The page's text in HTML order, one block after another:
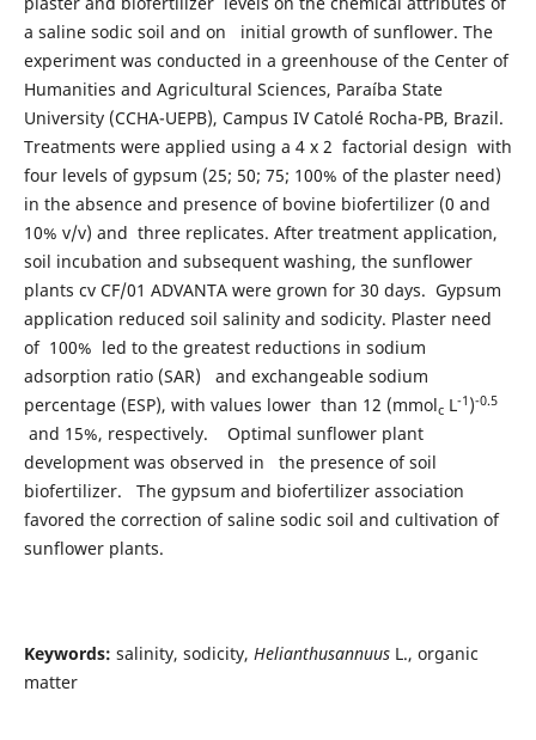
a saline sodic soil and on initial growth of sunflower. The
experiment was conducted in a greenhouse of the Center of
Humanities and Agricultural Sciences, Paraíba State
University (CCHA-UEPB), Campus IV Catolé Rocha-PB, Brazil.
Treatments were applied using a 4 x 2 factorial design with
four levels of gypsum (25; 50; 75; 100% of the plaster need)
in the absence and presence of bovine biofertilizer (0 and
10% v/v) and three replicates. After treatment application,
soil incubation and subsequent washing, the sunflower
plants cv CF/01 ADVANTA were grown for 30 days. Gypsum
application reduced soil salinity and sodicity. Plaster need
of 100% led to the greatest reductions in sodium
adsorption ratio (SAR) and exchangeable sodium
percentage (ESP), with values lower than 12 (mmolcL-1 )-0.5
and 15%, respectively. Optimal sunflower plant
development was observed in the presence of soil
biofertilizer. The gypsum and biofertilizer association
favored the correction of saline sodic soil and cultivation of
sunflower plants.
Keywords: salinity, sodicity, Helianthusannuus L., organic
matter